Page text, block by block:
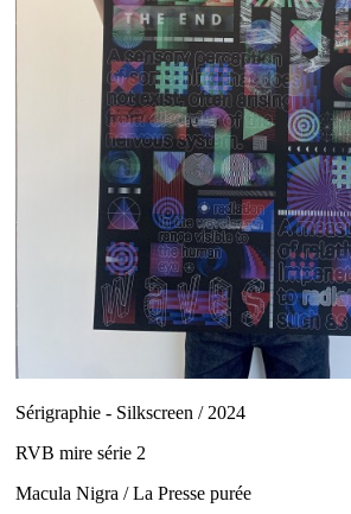
Sérigraphie - Silkscreen / 2024
RVB mire série 2
Macula Nigra / La Presse purée